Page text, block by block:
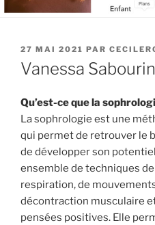
PUBLIÉ
LE
27 MAI 2021 PAR
Vanessa
Qu’est-ce que la
La sophrologie est une
qui permet de retrouver le
de développer son
ensemble de techniques
respiration, de
décontraction musculaire
pensées positives. Elle